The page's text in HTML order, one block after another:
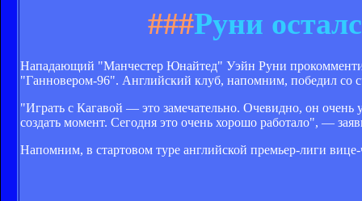
###Руни
Нападающий "Манчестер Юнайтед" Уэйн Руни
"Ганновером-96". Английский клуб, напомним, победил со
"Играть с Кагавой — это замечательно. Очевидно, он
создать момент. Сегодня это очень хорошо работало", —
Напомним, в стартовом туре английской премьер-лиги